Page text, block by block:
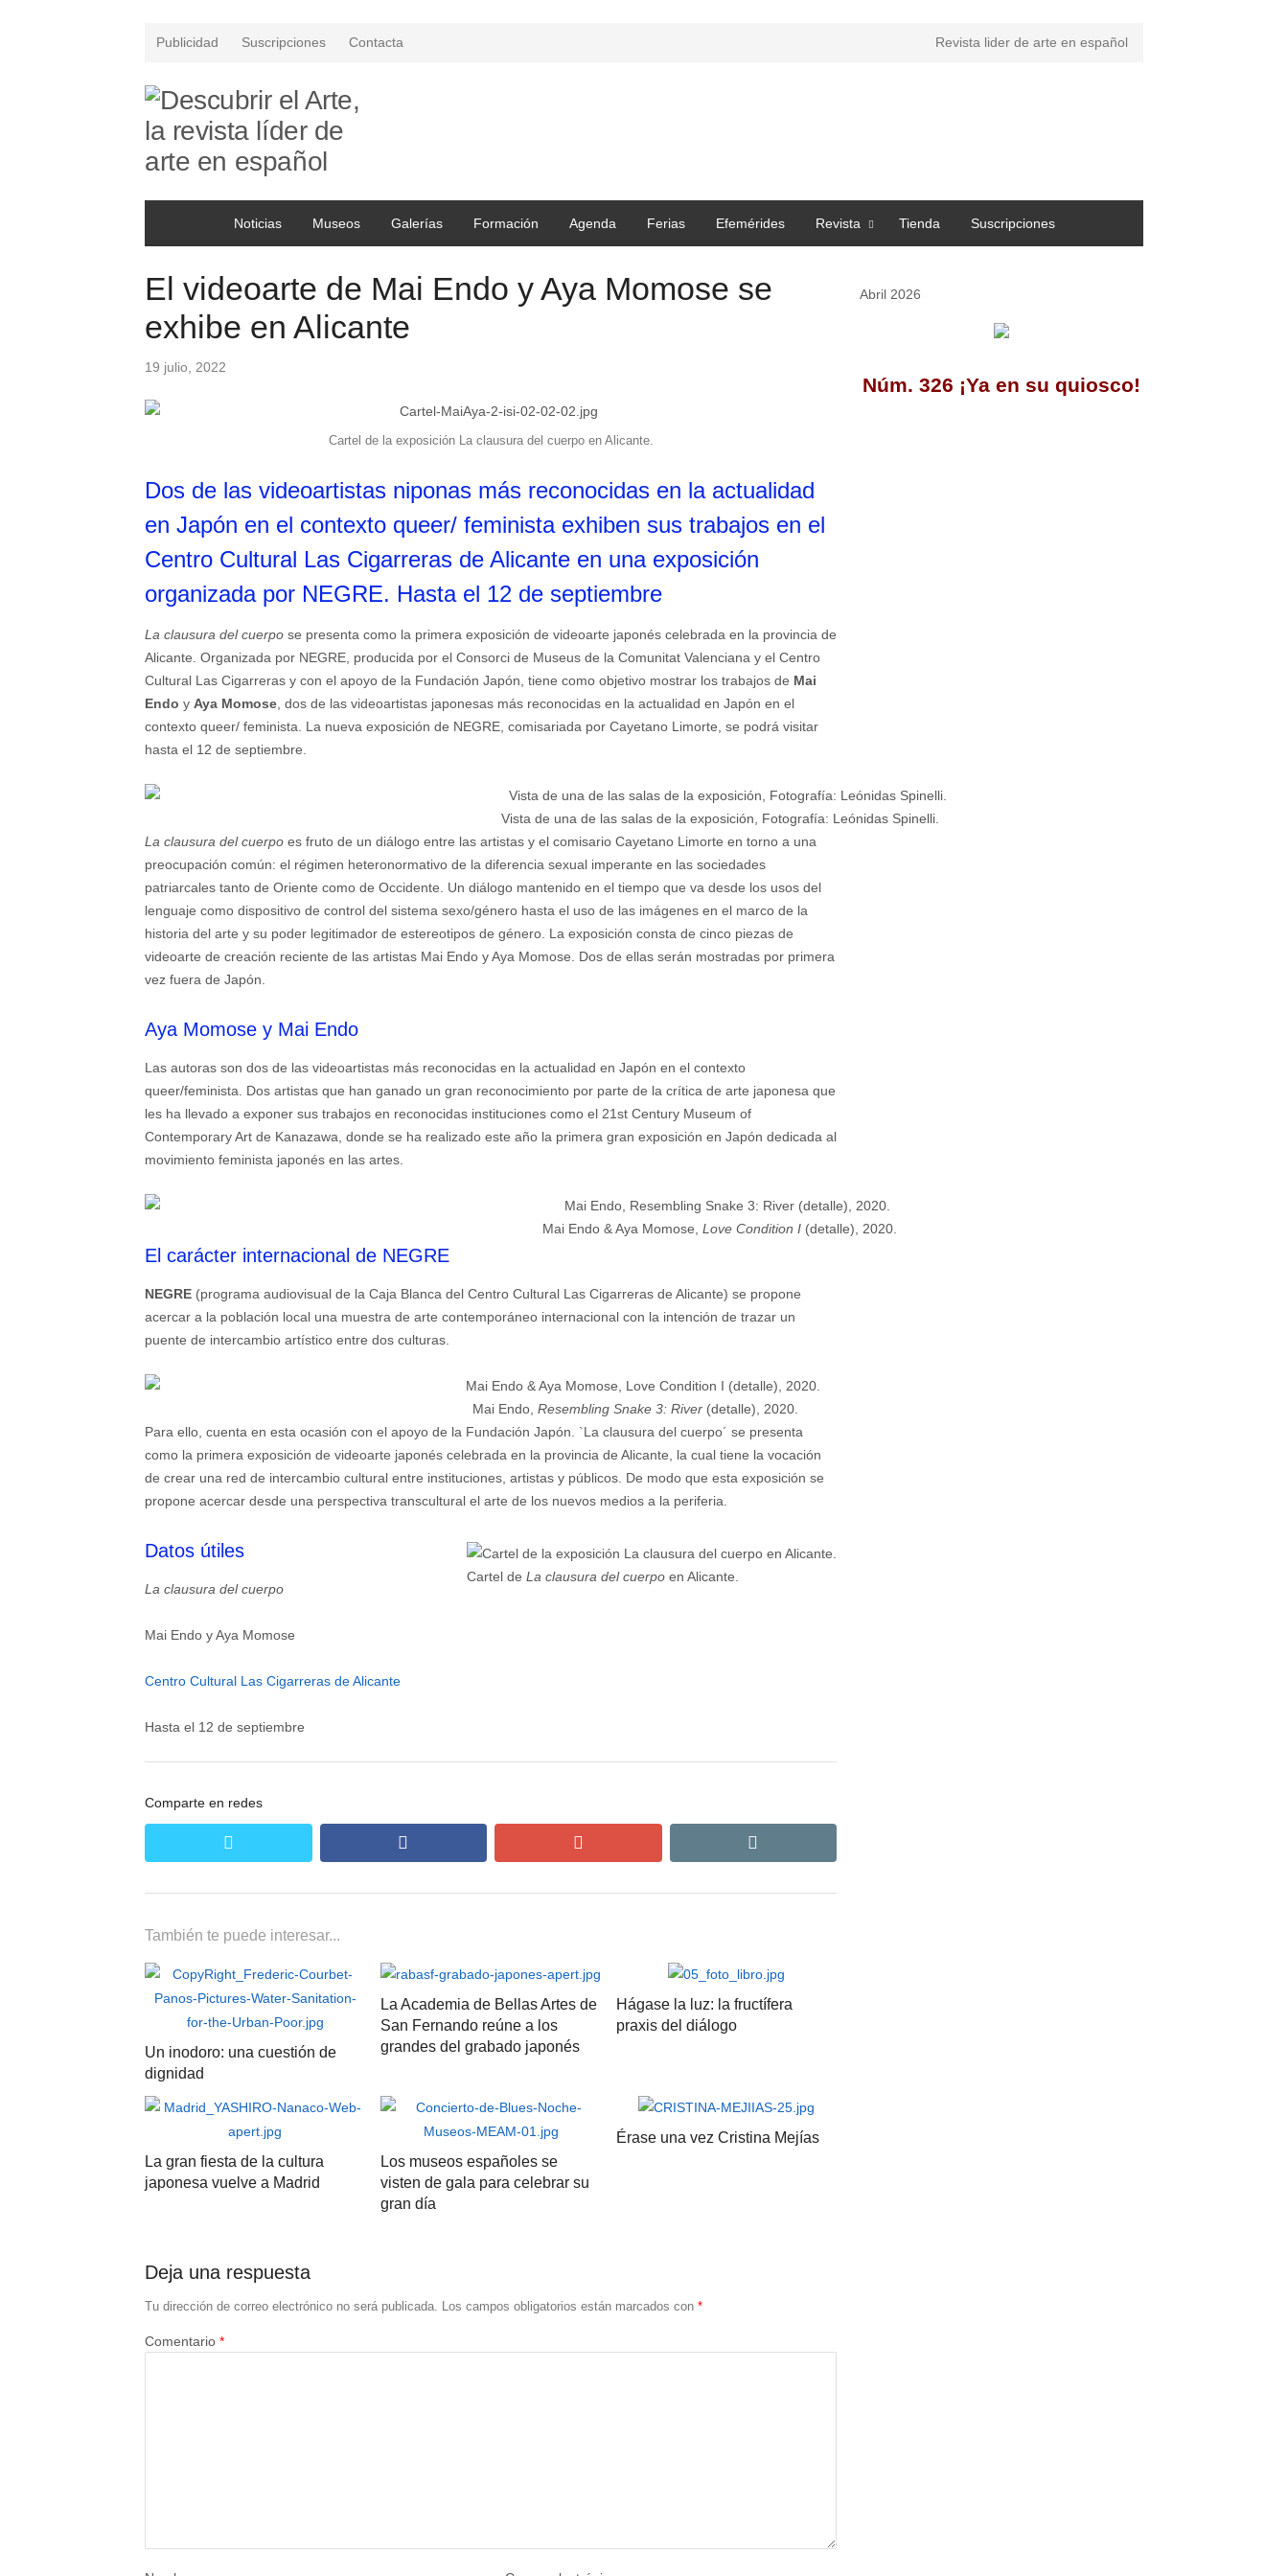
Publicidad Suscripciones Contacta Revista lider de arte en español
Noticias Museos Galerías Formación Agenda Ferias Efemérides Revista Tienda Suscripciones
El videoarte de Mai Endo y Aya Momose se
exhibe en Alicante
19 julio, 2022
Cartel de la exposición La clausura del cuerpo en Alicante.
Dos de las videoartistas niponas más reconocidas en la actualidad
en Japón en el contexto queer/ feminista exhiben sus trabajos en el
Centro Cultural Las Cigarreras de Alicante en una exposición
organizada por NEGRE. Hasta el 12 de septiembre
La clausura del cuerpo se presenta como la primera exposición de videoarte japonés celebrada en la provincia de
Alicante. Organizada por NEGRE, producida por el Consorci de Museus de la Comunitat Valenciana y el Centro
Cultural Las Cigarreras y con el apoyo de la Fundación Japón, tiene como objetivo mostrar los trabajos de Mai
Endo y Aya Momose , dos de las videoartistas japonesas más reconocidas en la actualidad en Japón en el
contexto queer/ feminista. La nueva exposición de NEGRE, comisariada por Cayetano Limorte, se podrá visitar
hasta el 12 de septiembre.
Vista de una de las salas de la exposición, Fotografía: Leónidas Spinelli.
La clausura del cuerpo es fruto de un diálogo entre las artistas y el comisario Cayetano Limorte en torno a una
preocupación común: el régimen heteronormativo de la diferencia sexual imperante en las sociedades
patriarcales tanto de Oriente como de Occidente. Un diálogo mantenido en el tiempo que va desde los usos del
lenguaje como dispositivo de control del sistema sexo/género hasta el uso de las imágenes en el marco de la
historia del arte y su poder legitimador de estereotipos de género. La exposición consta de cinco piezas de
videoarte de creación reciente de las artistas Mai Endo y Aya Momose. Dos de ellas serán mostradas por primera
vez fuera de Japón.
Aya Momose y Mai Endo
Las autoras son dos de las videoartistas más reconocidas en la actualidad en Japón en el contexto
queer/feminista. Dos artistas que han ganado un gran reconocimiento por parte de la crítica de arte japonesa que
les ha llevado a exponer sus trabajos en reconocidas instituciones como el 21st Century Museum of
Contemporary Art de Kanazawa, donde se ha realizado este año la primera gran exposición en Japón dedicada al
movimiento feminista japonés en las artes.
Mai Endo & Aya Momose, Love Condition I (detalle), 2020.
El carácter internacional de NEGRE
NEGRE (programa audiovisual de la Caja Blanca del Centro Cultural Las Cigarreras de Alicante) se propone
acercar a la población local una muestra de arte contemporáneo internacional con la intención de trazar un
puente de intercambio artístico entre dos culturas.
Mai Endo, Resembling Snake 3: River (detalle), 2020.
Para ello, cuenta en esta ocasión con el apoyo de la Fundación Japón. `La clausura del cuerpo´ se presenta
como la primera exposición de videoarte japonés celebrada en la provincia de Alicante, la cual tiene la vocación
de crear una red de intercambio cultural entre instituciones, artistas y públicos. De modo que esta exposición se
propone acercar desde una perspectiva transcultural el arte de los nuevos medios a la periferia.
Cartel deLa clausura del cuerpo en Alicante.
Datos útiles
La clausura del cuerpo
Mai Endo y Aya Momose
Centro Cultural Las Cigarreras de Alicante
Hasta el 12 de septiembre
Comparte en redes
También te puede interesar...
Un inodoro: una cuestión de
dignidad
La Academia de Bellas Artes de
San Fernando reúne a los
grandes del grabado japonés
Hágase la luz: la fructífera
praxis del diálogo
La gran fiesta de la cultura
japonesa vuelve a Madrid
Los museos españoles se
visten de gala para celebrar su
gran día
Érase una vez Cristina Mejías
Deja una respuesta
Tu dirección de correo electrónico no será publicada. Los campos obligatorios están marcados con *
Comentario *
Abril 2026
Núm. 326 ¡Ya en su quiosco!